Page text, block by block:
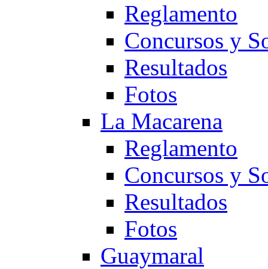
Reglamento
Concursos y
Resultados
Fotos
La Macarena
Reglamento
Concursos y
Resultados
Fotos
Guaymaral